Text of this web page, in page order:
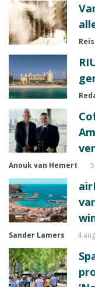
Anouk van Hemert
Sander Lamers 4